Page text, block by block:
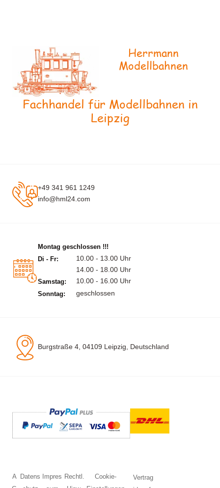
Herrmann
Modellbahnen
Fachhandel für Modellbahnen in
Leipzig
+49 341 961 1249
info@hml24.com
Montag geschlossen !!!
Di - Fr:
10.00 - 13.00 Uhr
14.00 - 18.00 Uhr
Samstag: 10.00 - 16.00 Uhr
Sonntag: geschlossen
Burgstraße 4, 04109 Leipzig, Deutschland
A Datens Impres Rechtl.
Cookie-
Vertrag